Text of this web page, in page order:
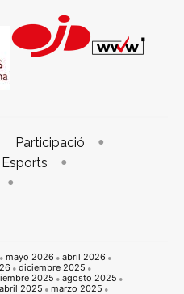
Participació
Esports
mayo 2026
abril 2026
diciembre 2025
2025
agosto 2025
abril 2025
marzo 2025